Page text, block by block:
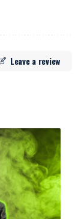
Leave a review